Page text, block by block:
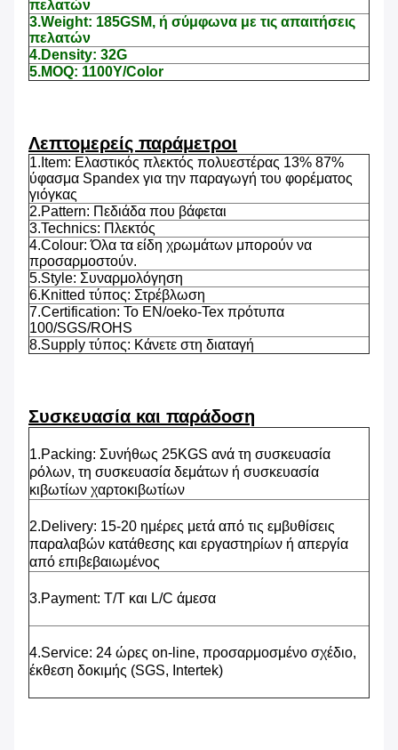
πελατών
3.Weight: 185GSM, ή σύμφωνα με τις απαιτήσεις
πελατών
4.Density: 32G
5.MOQ: 1100Y/Color
Λεπτομερείς παράμετροι
1.Item: Ελαστικός πλεκτός πολυεστέρας 13% 87%
ύφασμα Spandex για την παραγωγή του φορέματος
γιόγκας
2.Pattern: Πεδιάδα που βάφεται
3.Technics: Πλεκτός
4.Colour: Όλα τα είδη χρωμάτων μπορούν να
προσαρμοστούν.
5.Style: Συναρμολόγηση
6.Knitted τύπος: Στρέβλωση
7.Certification: Το EN/oeko-Tex πρότυπα
100/SGS/ROHS
8.Supply τύπος: Κάνετε στη διαταγή
Συσκευασία και παράδοση
1.Packing: Συνήθως 25KGS ανά τη συσκευασία
ρόλων, τη συσκευασία δεμάτων ή συσκευασία
κιβωτίων χαρτοκιβωτίων
2.Delivery: 15-20 ημέρες μετά από τις εμβυθίσεις
παραλαβών κατάθεσης και εργαστηρίων ή απεργία
από επιβεβαιωμένος
3.Payment: T/T και L/C άμεσα
4.Service: 24 ώρες on-line, προσαρμοσμένο σχέδιο,
έκθεση δοκιμής (SGS, Intertek)